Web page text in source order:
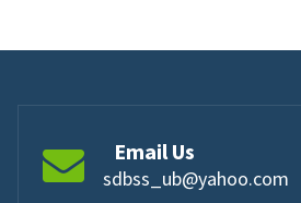
Email Us
sdbss_ub@yahoo.com